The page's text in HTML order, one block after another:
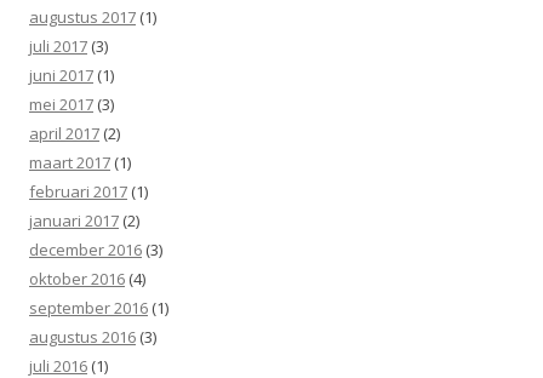
augustus 2017 (1)
juli 2017 (3)
juni 2017 (1)
mei 2017 (3)
april 2017 (2)
maart 2017 (1)
februari 2017 (1)
januari 2017 (2)
december 2016 (3)
oktober 2016 (4)
september 2016 (1)
augustus 2016 (3)
juli 2016 (1)